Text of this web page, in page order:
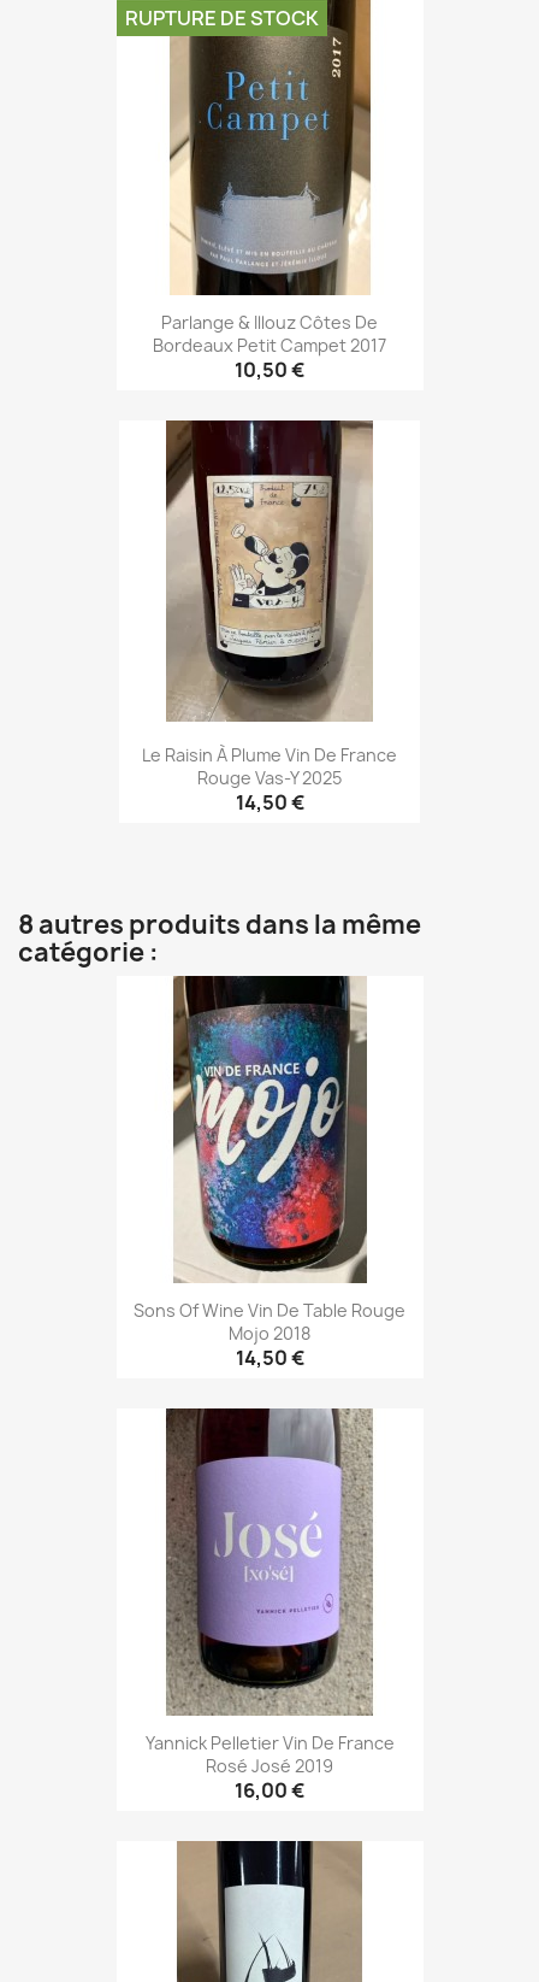
Parlange & Illouz Côtes De
Bordeaux Petit Campet 2017
10,50 €
RUPTURE DE STOCK
Le Raisin À Plume Vin De France
Rouge Vas-Y 2025
14,50 €
8 autres produits dans la même
catégorie :
Sons Of Wine Vin De Table Rouge
Mojo 2018
14,50 €
Yannick Pelletier Vin De France
Rosé José 2019
16,00 €